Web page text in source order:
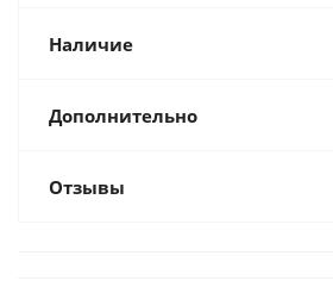
Наличие
Дополнительно
Отзывы